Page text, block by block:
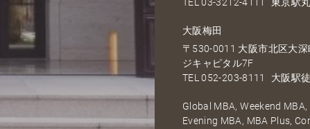
大阪梅田
〒530-0011 大阪市北区大
ジキャピタル7F
TEL052-203-8111 大阪駅
Global MBA, Weekend
Evening MBA, MBA Plus,